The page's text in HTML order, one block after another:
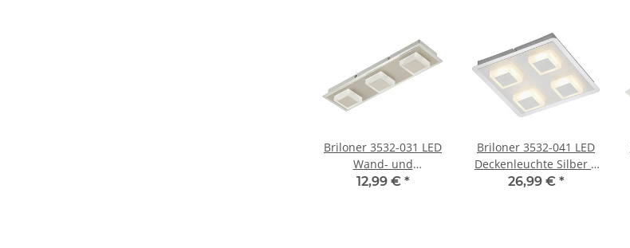
Briloner 3532-031 LED
Wand- und
Deckenleuchte Silber 3
12,99 € *
Briloner 3532-041 LED
Deckenleuchte Silber 4
x 5W 1600lm 3000K
26,99 € *